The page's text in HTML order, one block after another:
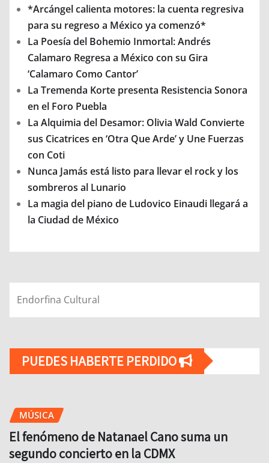
*Arcángel calienta motores: la cuenta regresiva
para su regreso a México ya comenzó*
La Poesía del Bohemio Inmortal: Andrés
Calamaro Regresa a México con su Gira
‘Calamaro Como Cantor’
La Tremenda Korte presenta Resistencia Sonora
en el Foro Puebla
La Alquimia del Desamor: Olivia Wald Convierte
sus Cicatrices en ‘Otra Que Arde’ y Une Fuerzas
con Coti
Nunca Jamás está listo para llevar el rock y los
sombreros al Lunario
La magia del piano de Ludovico Einaudi llegará a
la Ciudad de México
Endorfina Cultural
PUEDES HABERTE PERDIDO
MÚSICA
El fenómeno de Natanael Cano suma un
segundo concierto en la CDMX